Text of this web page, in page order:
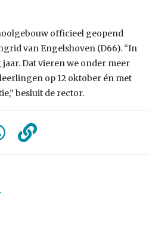
officieel geopend
van Engelshoven (D66). “In
Dat vieren we onder meer
op 12 oktober én met
besluit de rector.